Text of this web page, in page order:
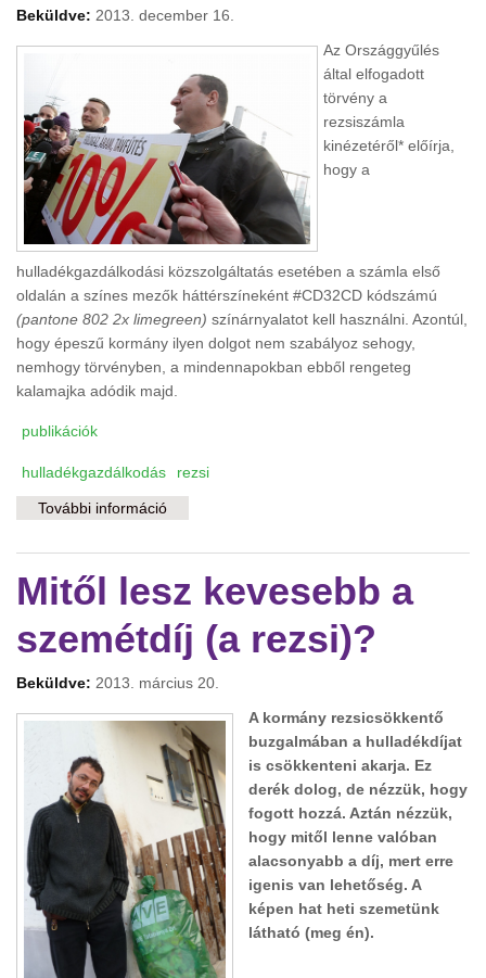
Beküldve: 2013. december 16.
Az Országgyűlés
által elfogadott
törvény a
rezsiszámla
kinézetéről* előírja,
hogy a
hulladékgazdálkodási közszolgáltatás esetében a számla első
oldalán a színes mezők háttérszíneként #CD32CD kódszámú
(pantone 802 2x limegreen) színárnyalatot kell használni. Azontúl,
hogy épeszű kormány ilyen dolgot nem szabályoz sehogy,
nemhogy törvényben, a mindennapokban ebből rengeteg
kalamajka adódik majd.
publikációk
hulladékgazdálkodás rezsi
További információ
Mitől lesz kevesebb a
szemétdíj (a rezsi)?
Beküldve: 2013. március 20.
A kormány rezsicsökkentő
buzgalmában a hulladékdíjat
is csökkenteni akarja. Ez
derék dolog, de nézzük, hogy
fogott hozzá. Aztán nézzük,
hogy mitől lenne valóban
alacsonyabb a díj, mert erre
igenis van lehetőség. A
képen hat heti szemetünk
látható (meg én).